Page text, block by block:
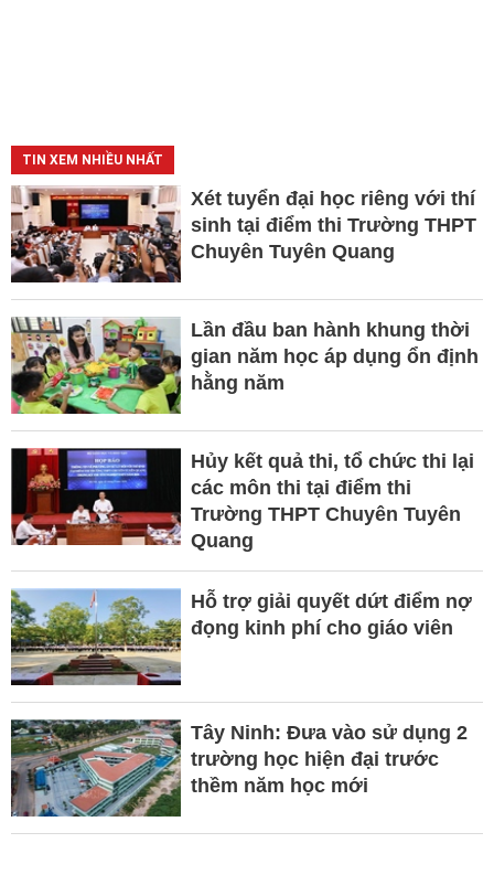
TIN XEM NHIỀU NHẤT
Xét tuyển đại học riêng với thí
sinh tại điểm thi Trường THPT
Chuyên Tuyên Quang
Lần đầu ban hành khung thời
gian năm học áp dụng ổn định
hằng năm
Hủy kết quả thi, tổ chức thi lại
các môn thi tại điểm thi
Trường THPT Chuyên Tuyên
Quang
Hỗ trợ giải quyết dứt điểm nợ
đọng kinh phí cho giáo viên
Tây Ninh: Đưa vào sử dụng 2
trường học hiện đại trước
thềm năm học mới